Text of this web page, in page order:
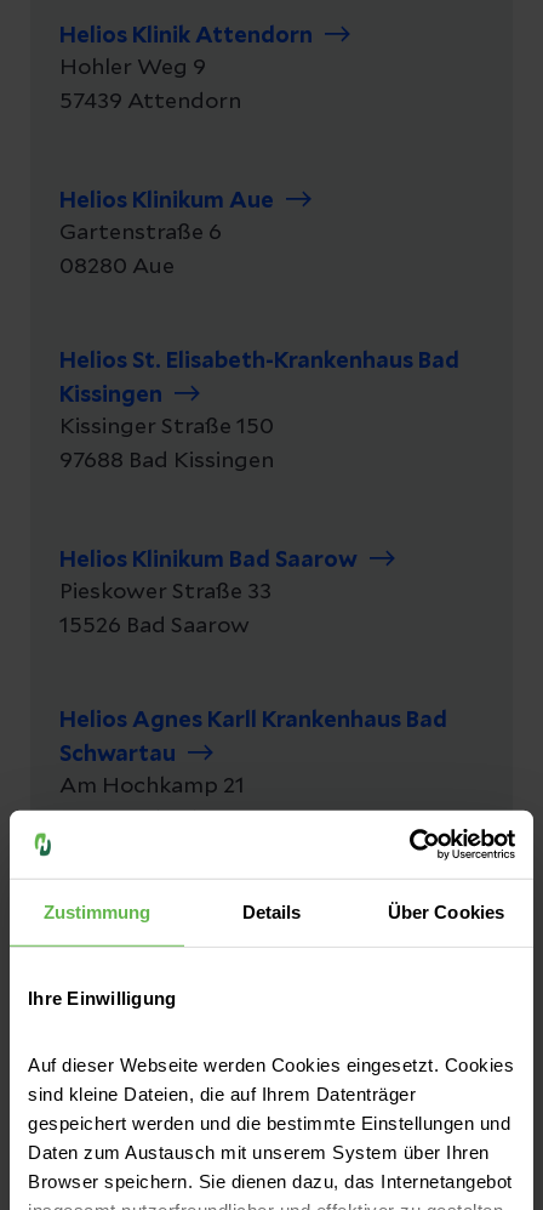
Zustimmung Details Über Cookies
Ihre Einwilligung
Auf dieser Webseite werden Cookies eingesetzt. Cookies
sind kleine Dateien, die auf Ihrem Datenträger
gespeichert werden und die bestimmte Einstellungen und
Daten zum Austausch mit unserem System über Ihren
Browser speichern. Sie dienen dazu, das Internetangebot
Helios Klinik Attendorn
Hohler Weg 9
57439 Attendorn
Helios Klinikum Aue
Gartenstraße 6
08280 Aue
Helios St. Elisabeth-Krankenhaus Bad
Kissingen
Kissinger Straße 150
97688 Bad Kissingen
Helios Klinikum Bad Saarow
Pieskower Straße 33
15526 Bad Saarow
Helios Agnes Karll Krankenhaus Bad
Schwartau
Am Hochkamp 21
Beispielklinik
Musterstr. 3
Schwanebecker Chaussee
13125 Berlin